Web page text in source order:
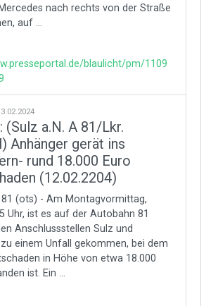
nach rechts von der Straße
auf ...
blaulicht/pm/1109
(Sulz a.N. A 81/Lkr.
Anhänger gerät ins
rund 18.000 Euro
(12.02.2204)
81 (ots) - Am Montagvormittag,
Uhr, ist es auf der Autobahn 81
Anschlussstellen Sulz und
einem Unfall gekommen, bei dem
in Höhe von etwa 18.000
ist. Ein ...